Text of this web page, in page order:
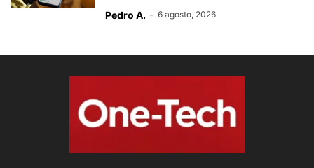
Pedro A. - 6 agosto, 2026